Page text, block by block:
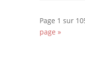
Page 1 sur
page »